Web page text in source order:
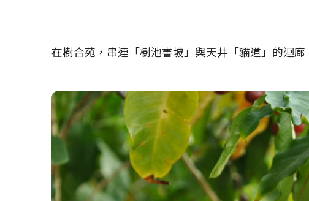
在樹合苑，串連「樹池書坡」與天井「貓道」的迴廊